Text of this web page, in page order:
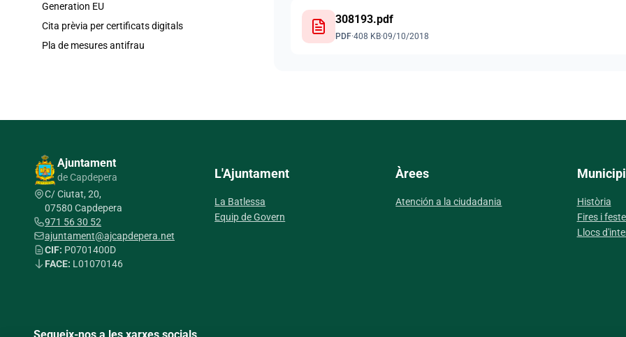
Generation EU
Cita prèvia per certificats digitals
Pla de mesures antifrau
308193.pdf
PDF·408 KB·09/10/2018
Ajuntament
de Capdepera
C/ Ciutat, 20,
07580 Capdepera
971 56 30 52
ajuntament@ajcapdepera.net
CIF: P0701400D
FACE: L01070146
L'Ajuntament
La Batlessa
Equip de Govern
Àrees
Atención a la ciudadania
Municipi
Història
Fires i
Llocs